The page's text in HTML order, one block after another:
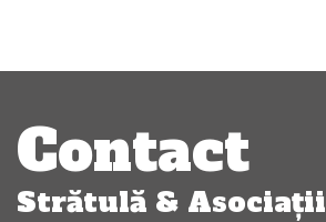
Navigare
articole
Contact
Strătulă & Asociaţii